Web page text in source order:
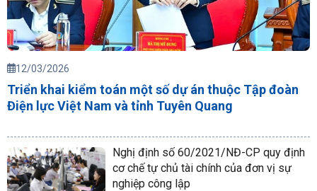
12/03/2026
Triển khai kiểm toán một số dự án thuộc Tập đoàn
Điện lực Việt Nam và tỉnh Tuyên Quang
Nghị định số 60/2021/NĐ-CP quy định
cơ chế tự chủ tài chính của đơn vị sự
nghiệp công lập